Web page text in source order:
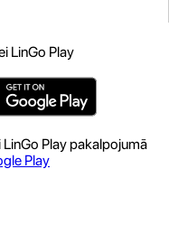
LinGo Play
Play pakalpojumā
Play